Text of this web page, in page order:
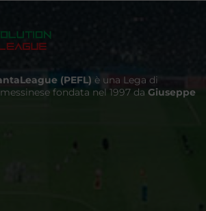
(PEFL) è una Lega di
fondata nel 1997 da Giuseppe